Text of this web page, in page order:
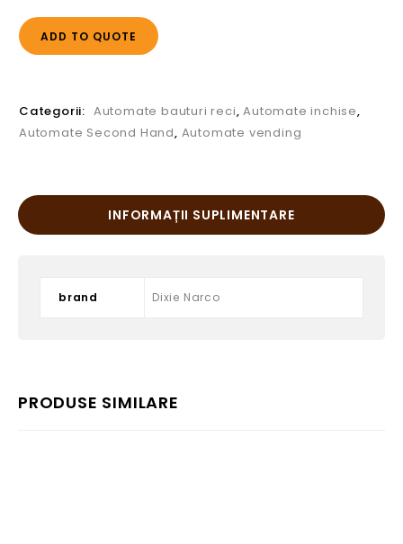
ADD TO QUOTE
Categorii: Automate bauturi reci,Automate inchise,
Automate Second Hand, Automate vending
INFORMAȚII SUPLIMENTARE
brand Dixie Narco
PRODUSE SIMILARE